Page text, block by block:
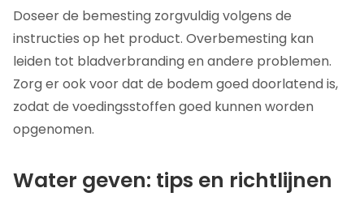
Doseer de bemesting zorgvuldig volgens de
instructies op het product. Overbemesting kan
leiden tot bladverbranding en andere problemen.
Zorg er ook voor dat de bodem goed doorlatend is,
zodat de voedingsstoffen goed kunnen worden
opgenomen.
Water geven: tips en richtlijnen